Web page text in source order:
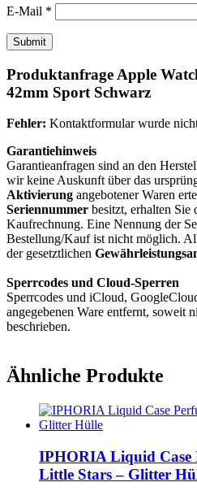
E-Mail *
Produktanfrage Apple
42mm Sport Schwarz
Fehler: Kontaktformular wurde
Garantiehinweis
Garantieanfragen sind an den
wir keine Auskunft über das
Aktivierung angebotener Waren
Seriennummer besitzt, erhalten Sie
Kaufrechnung. Eine Nennung der
Bestellung/Kauf ist nicht möglich.
der gesetztlichen
Sperrcodes und Cloud-Sperren
Sperrcodes und iCloud,
angegebenen Ware entfernt, soweit
beschrieben.
Ähnliche Produkte
Produkt
weist
mehrere
IPHORIA Liquid Case
Little Stars – Glitter